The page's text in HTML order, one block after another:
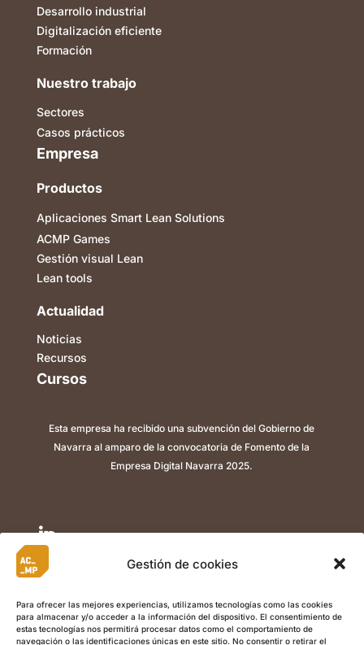
Gestión de cookies
Para ofrecer las mejores experiencias, utilizamos tecnologías como las cookies
para almacenar y/o acceder a la información del dispositivo. El consentimiento de
estas tecnologías nos permitirá procesar datos como el comportamiento de
navegación o las identificaciones únicas en este sitio. No consentir o retirar el
Desarrollo industrial
Digitalización eficiente
Formación
Nuestro trabajo
Sectores
Casos prácticos
Empresa
Productos
Aplicaciones Smart Lean Solutions
ACMP Games
Gestión visual Lean
Lean tools
Actualidad
Noticias
Recursos
Cursos
Esta empresa ha recibido una subvención del Gobierno de
Navarra al amparo de la convocatoria de Fomento de la
Empresa Digital Navarra 2025.


